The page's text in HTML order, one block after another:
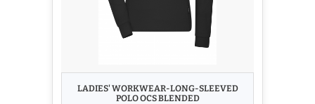
LADIES' WORKWEAR-LONG-SLEEVED
POLO OCS BLENDED